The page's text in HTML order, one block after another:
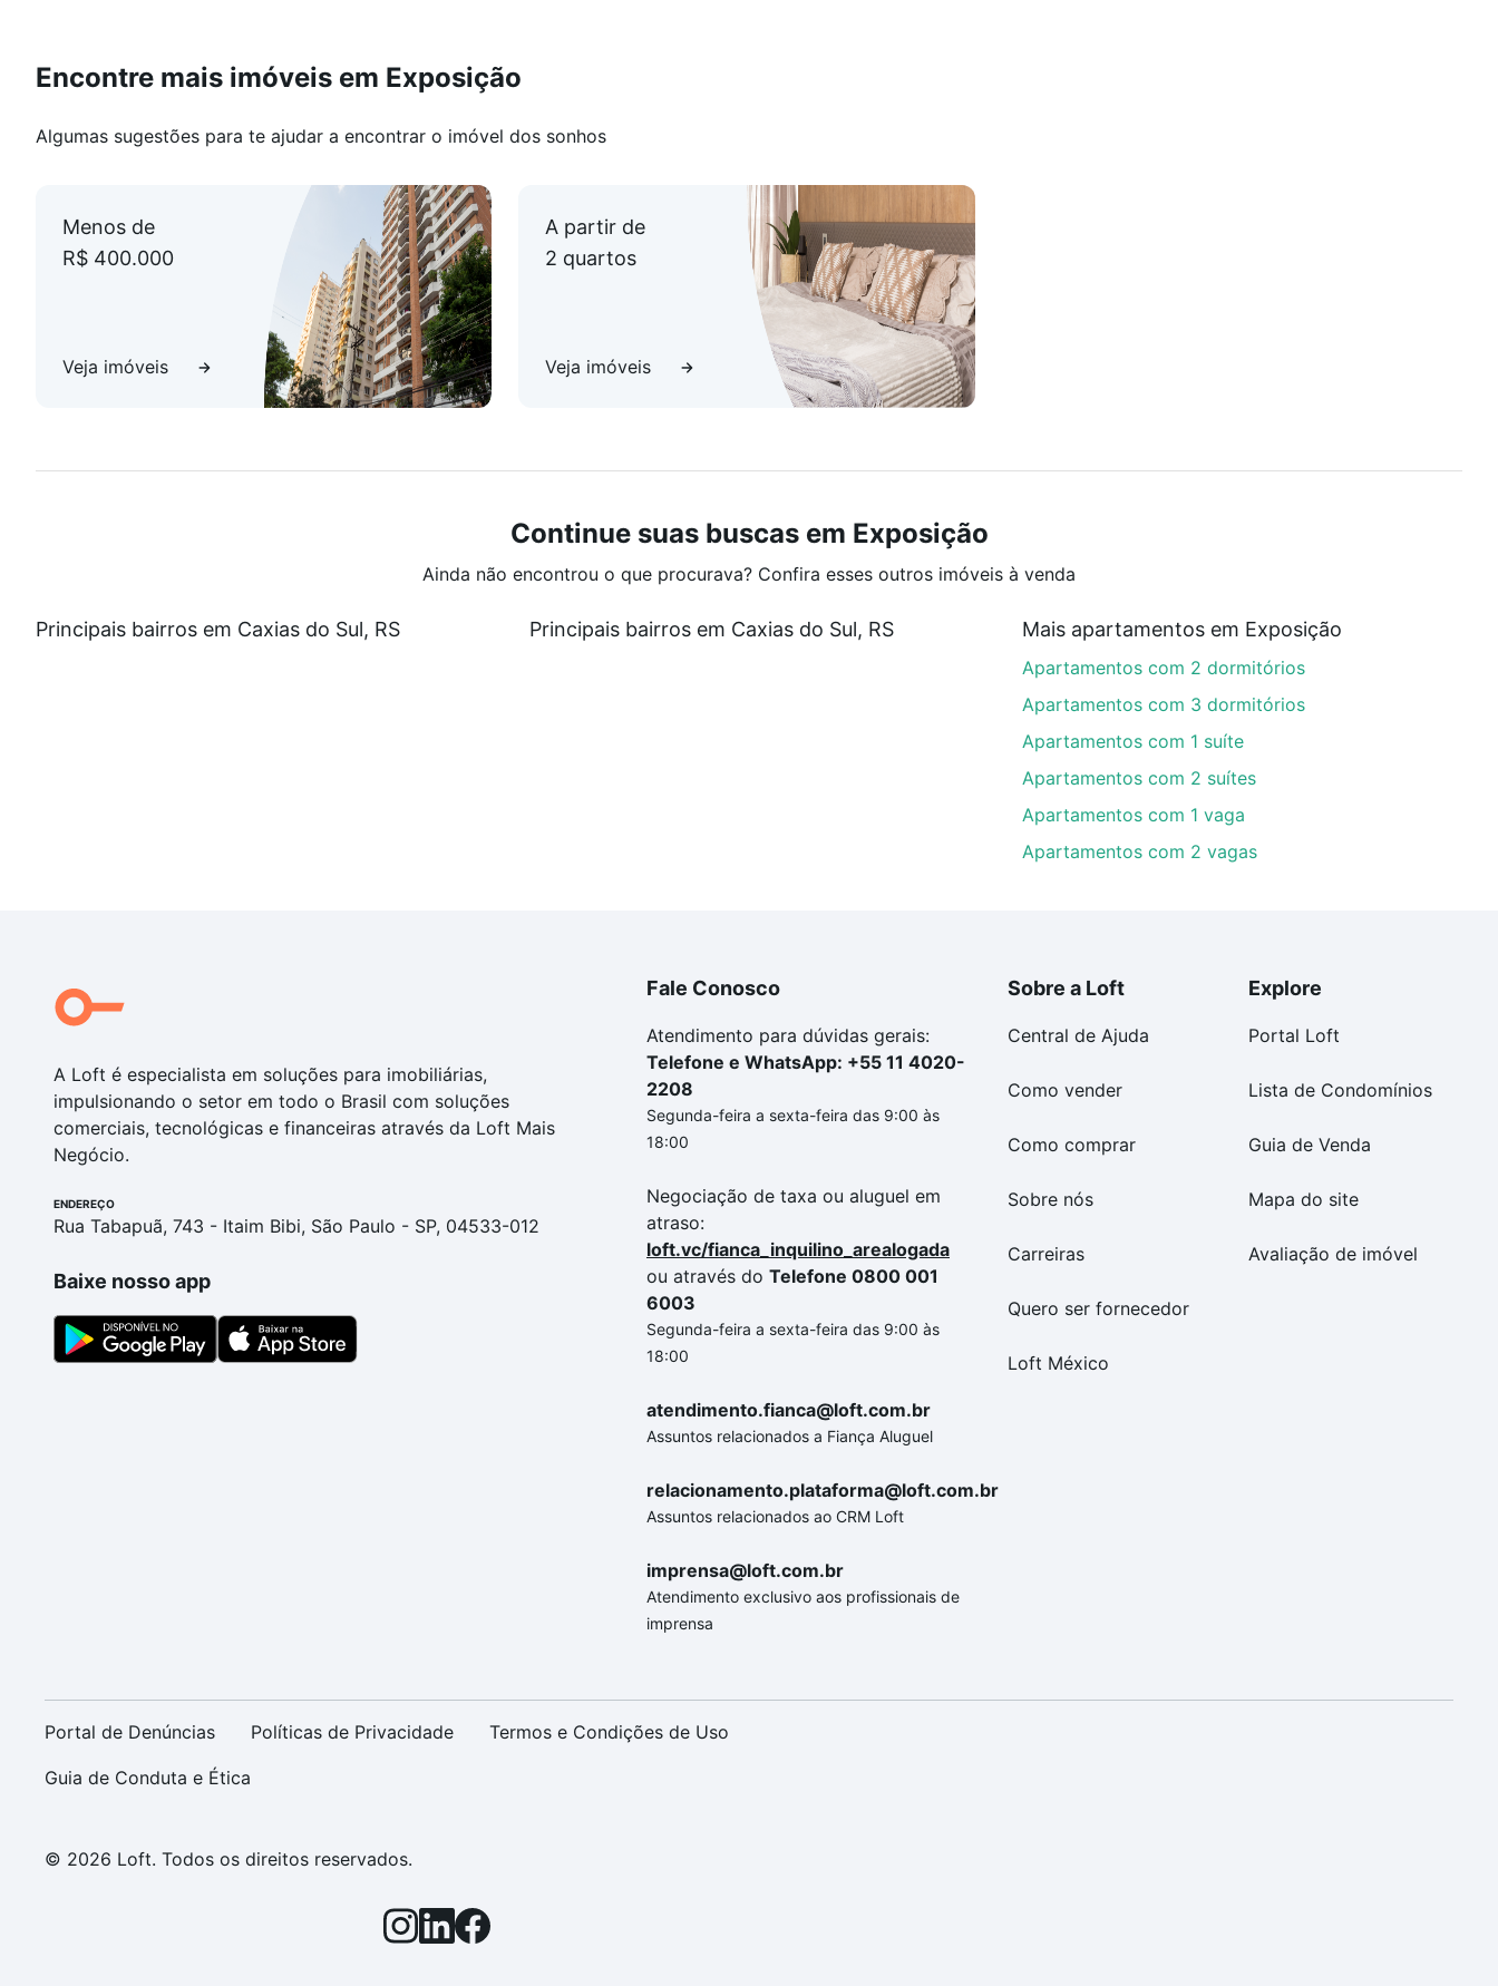
Encontre mais imóveis em Exposição
Algumas sugestões para te ajudar a encontrar o imóvel dos sonhos
Menos de
R$ 400.000
Veja imóveis
A partir de
2 quartos
Veja imóveis
Continue suas buscas em Exposição
Ainda não encontrou o que procurava? Confira esses outros imóveis à venda
Principais bairros em Caxias do Sul, RS Principais bairros em Caxias do Sul, RS Mais apartamentos em Exposição
Apartamentos com 2 dormitórios
Apartamentos com 3 dormitórios
Apartamentos com 1 suíte
Apartamentos com 2 suítes
Apartamentos com 1 vaga
Apartamentos com 2 vagas
A Loft é especialista em soluções para imobiliárias,
impulsionando o setor em todo o Brasil com soluções
comerciais, tecnológicas e financeiras através da Loft Mais
Negócio.
ENDEREÇO
Rua Tabapuã, 743 - Itaim Bibi, São Paulo - SP, 04533-012
Baixe nosso app
Fale Conosco
Atendimento para dúvidas gerais:
Telefone e WhatsApp: +55 11 4020-
2208
Segunda-feira a sexta-feira das 9:00 às
18:00
Negociação de taxa ou aluguel em
atraso:
loft.vc/fianca_inquilino_arealogada
ou através do Telefone 0800 001
6003
Segunda-feira a sexta-feira das 9:00 às
18:00
atendimento.fianca@loft.com.br
Assuntos relacionados a Fiança Aluguel
relacionamento.plataforma@loft.com.br
Assuntos relacionados ao CRM Loft
imprensa@loft.com.br
Atendimento exclusivo aos profissionais de
imprensa
Sobre a Loft
Central de Ajuda
Como vender
Como comprar
Sobre nós
Carreiras
Quero ser fornecedor
Loft México
Explore
Portal Loft
Lista de Condomínios
Guia de Venda
Mapa do site
Avaliação de imóvel
Portal de Denúncias Políticas de Privacidade Termos e Condições de Uso
Guia de Conduta e Ética
© 2026 Loft. Todos os direitos reservados.